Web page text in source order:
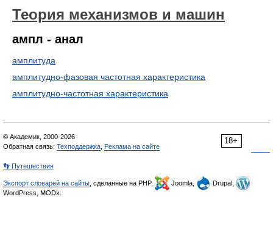
Теория механизмов и машин
ампл - анал
амплитуда
амплитудно-фазовая частотная характеристика
амплитудно-частотная характеристика
18+
© Академик, 2000-2026
Обратная связь: Техподдержка Реклама на сайте
👣 Путешествия
Экспорт словарей на сайты , сделанные на PHP, Joomla,
Drupal,
WordPress, MODx.